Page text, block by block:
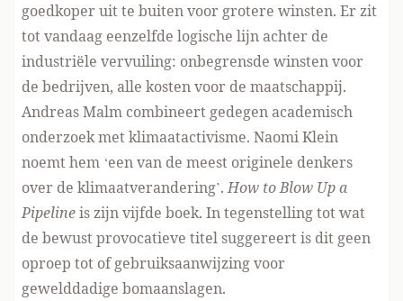
goedkoper uit te buiten voor grotere winsten. Er zit
tot vandaag eenzelfde logische lijn achter de
industriële vervuiling: onbegrensde winsten voor
de bedrijven, alle kosten voor de maatschappij.
Andreas Malm combineert gedegen academisch
onderzoek met klimaatactivisme. Naomi Klein
noemt hem ‘een van de meest originele denkers
over de klimaatverandering’.How to Blow Up a
Pipelineis zijn vijfde boek. In tegenstelling tot wat
de bewust provocatieve titel suggereert is dit geen
oproep tot of gebruiksaanwijzing voor
gewelddadige bomaanslagen.